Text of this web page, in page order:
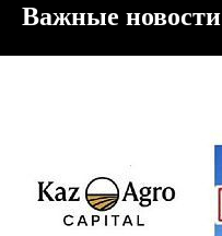
Важные новости